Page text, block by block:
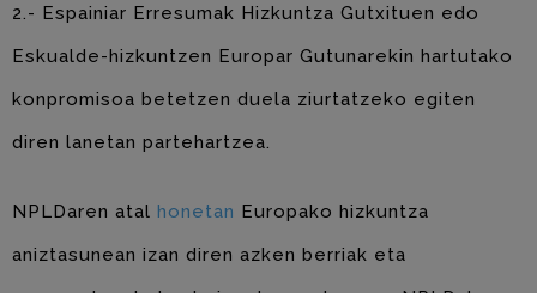
2.- Espainiar Erresumak Hizkuntza Gutxituen edo
Eskualde-hizkuntzen Europar Gutunarekin hartutako
konpromisoa betetzen duela ziurtatzeko egiten
diren lanetan partehartzea.
NPLDaren atal honetan Europako hizkuntza
aniztasunean izan diren azken berriak eta